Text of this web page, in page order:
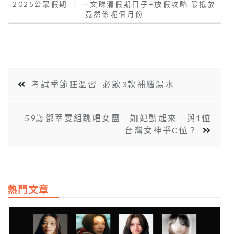
2025公眾假期 ｜ 一文睇清假期日子+放假攻略 最抵放
竟然係呢個月份
考試季節狂溫習 必飲3款補腦湯水
59歲鄧萃雯組跳唱女團 如妃動起來 與1位
台灣女神爭C位？
熱門文章